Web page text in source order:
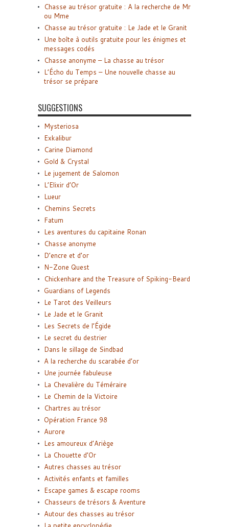
Chasse au trésor gratuite : A la recherche de Mr
ou Mme
Chasse au trésor gratuite : Le Jade et le Granit
Une boîte à outils gratuite pour les énigmes et
messages codés
Chasse anonyme – La chasse au trésor
L’Écho du Temps – Une nouvelle chasse au
trésor se prépare
SUGGESTIONS
Mysteriosa
Exkalibur
Carine Diamond
Gold & Crystal
Le jugement de Salomon
L’Elixir d’Or
Lueur
Chemins Secrets
Fatum
Les aventures du capitaine Ronan
Chasse anonyme
D’encre et d’or
N-Zone Quest
Chickenhare and the Treasure of Spiking-Beard
Guardians of Legends
Le Tarot des Veilleurs
Le Jade et le Granit
Les Secrets de l’Égide
Le secret du destrier
Dans le sillage de Sindbad
A la recherche du scarabée d’or
Une journée fabuleuse
La Chevalière du Téméraire
Le Chemin de la Victoire
Chartres au trésor
Opération France 98
Aurore
Les amoureux d’Ariège
La Chouette d’Or
Autres chasses au trésor
Activités enfants et familles
Escape games & escape rooms
Chasseurs de trésors & Aventure
Autour des chasses au trésor